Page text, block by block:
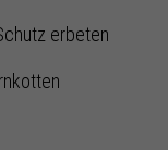
erbeten